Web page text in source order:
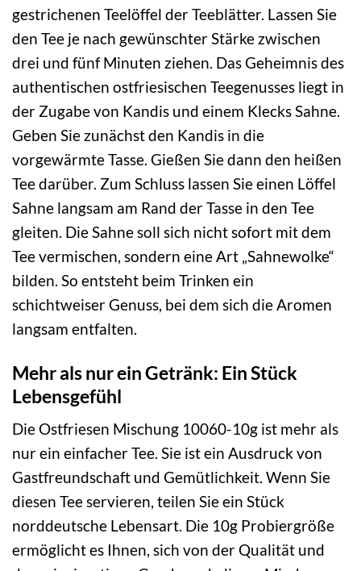
gestrichenen Teelöffel der Teeblätter. Lassen Sie
den Tee je nach gewünschter Stärke zwischen
drei und fünf Minuten ziehen. Das Geheimnis des
authentischen ostfriesischen Teegenusses liegt in
der Zugabe von Kandis und einem Klecks Sahne.
Geben Sie zunächst den Kandis in die
vorgewärmte Tasse. Gießen Sie dann den heißen
Tee darüber. Zum Schluss lassen Sie einen Löffel
Sahne langsam am Rand der Tasse in den Tee
gleiten. Die Sahne soll sich nicht sofort mit dem
Tee vermischen, sondern eine Art „Sahnewolke“
bilden. So entsteht beim Trinken ein
schichtweiser Genuss, bei dem sich die Aromen
langsam entfalten.
Mehr als nur ein Getränk: Ein Stück
Lebensgefühl
Die Ostfriesen Mischung 10060-10g ist mehr als
nur ein einfacher Tee. Sie ist ein Ausdruck von
Gastfreundschaft und Gemütlichkeit. Wenn Sie
diesen Tee servieren, teilen Sie ein Stück
norddeutsche Lebensart. Die 10g Probiergröße
ermöglicht es Ihnen, sich von der Qualität und